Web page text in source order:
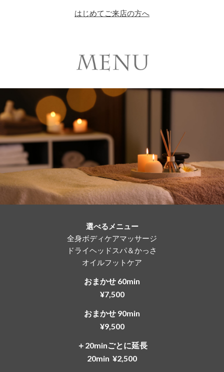
はじめてご来店の方へ
選べるメニュー
全身ボディケアマッサージ
ドライヘッドスパ＆かっさ
オイルフットケア
おまかせ 60min
¥7,500
おまかせ 90min
¥9,500
＋20minごとに延長
20min ¥2,500